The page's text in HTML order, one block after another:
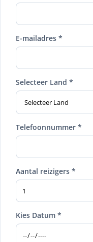
E-mailadres *
Selecteer Land *
Telefoonnummer *
Aantal reizigers *
Kies Datum *